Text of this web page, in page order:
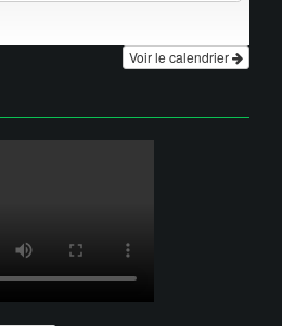
Voir le calendrier